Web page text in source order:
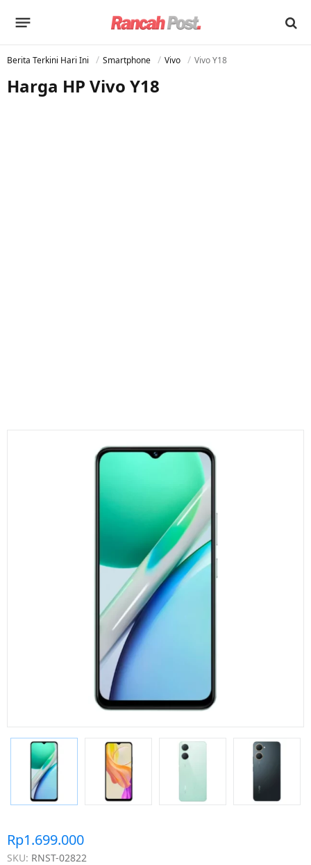
Berita Terkini Hari Ini Smartphone Vivo Vivo Y18
Harga HP Vivo Y18
Rp1.699.000
SKU: RNST-02822